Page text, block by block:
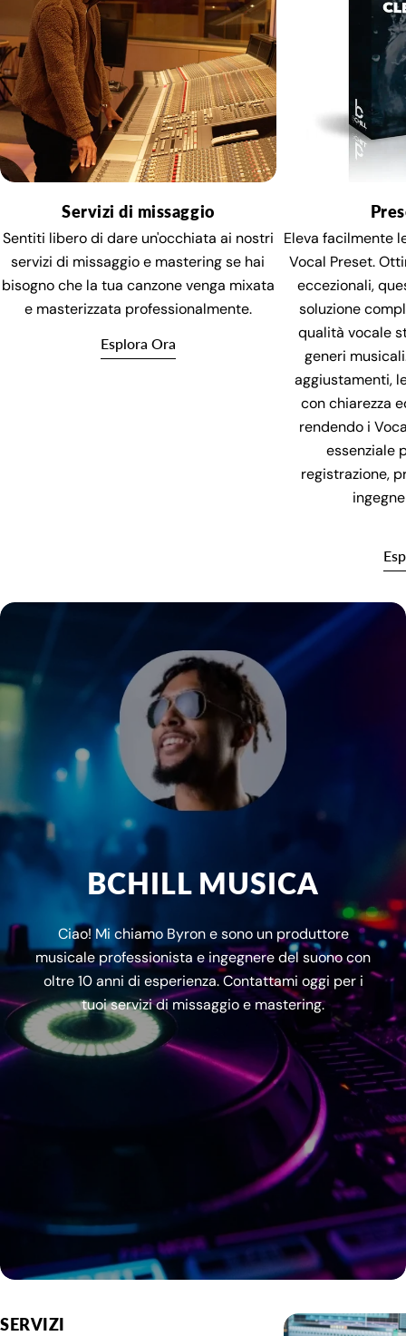
Servizi di missaggio
Sentiti libero di dare un'occhiata ai nostri
servizi di missaggio e mastering se hai
bisogno che la tua canzone venga mixata
e masterizzata professionalmente.
Esplora Ora
Eleva facilmente
Vocal Preset.
eccezionali,
soluzione
qualità vocale
generi
aggiustamenti,
con chiarezza
rendendo i
essenziale
registrazione,
BCHILL MUSICA
Ciao! Mi chiamo Byron e sono un produttore
musicale professionista e ingegnere del suono con
oltre 10 anni di esperienza. Contattami oggi per i
tuoi servizi di missaggio e mastering.
SERVIZI